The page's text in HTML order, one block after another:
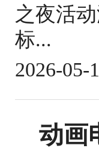
之夜活
标...
2026-05-
动画